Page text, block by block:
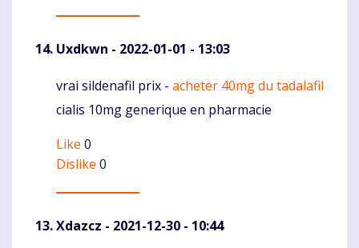
Uxdkwn - 2022-01-01 - 13:03
Komentaras
vrai sildenafil prix - acheter 40mg du tadalafil
cialis 10mg generique en pharmacie
Like 0
Dislike 0
Xdazcz - 2021-12-30 - 10:44